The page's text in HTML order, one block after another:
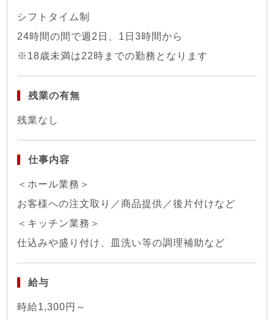
シフトタイム制
24時間の間で週2日、1日3時間から
※18歳未満は22時までの勤務となります
残業の有無
残業なし
仕事内容
＜ホール業務＞
お客様への注文取り／商品提供／後片付けなど
＜キッチン業務＞
仕込みや盛り付け、皿洗い等の調理補助など
給与
時給1,300円～